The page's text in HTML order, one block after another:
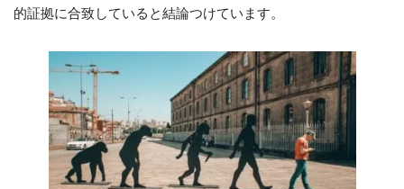
的証拠に合致していると結論つけています。